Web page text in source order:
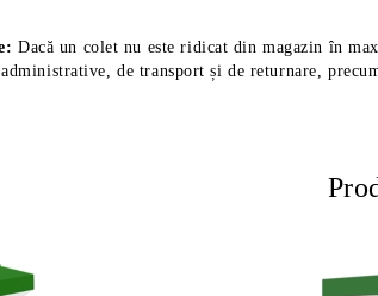
Dacă un colet nu este ridicat din magazin în
de transport și de returnare,